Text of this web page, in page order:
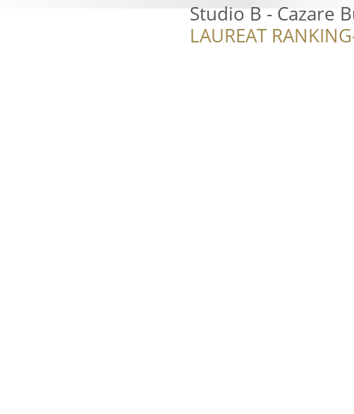
Studio B - Cazare
LAUREAT